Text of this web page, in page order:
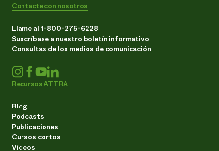
Contacte con nosotros
Llame al 1-800-275-6228
Suscríbase a nuestro boletín informativo
Consultas de los medios de comunicación
Recursos ATTRA
Blog
Podcasts
Publicaciones
Cursos cortos
Vídeos